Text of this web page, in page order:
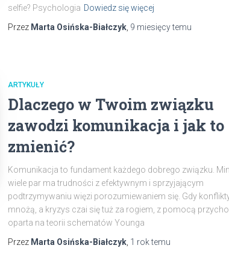
selfie? Psychologia Dowiedz się więcej
Przez Marta Osińska-Białczyk 9 miesięcytemu
ARTYKUŁY
Dlaczego w Twoim związku
zawodzi komunikacja i jak to
zmienić?
Komunikacja to fundament każdego dobrego związku.
wiele par ma trudności z efektywnym i sprzyjającym
podtrzymywaniu więzi porozumiewaniem się. Gdy
mnożą, a kryzys czai się tuż za rogiem, z pomocą
oparta na teorii schematów Younga
Przez Marta Osińska-Białczyk 1 roktemu